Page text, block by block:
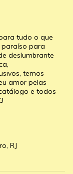
tudo o que
paraíso para
deslumbrante
temos
amor pelas
e todos
RJ